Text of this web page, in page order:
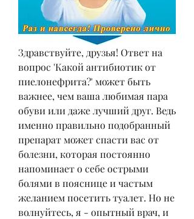
Здравствуйте, друзья! Ответ на
вопрос 'Какой антибиотик от
пиелонефрита?' может быть
важнее, чем ваша любимая пара
обуви или даже лучший друг. Ведь
именно правильно подобранный
препарат может спасти вас от
болезни, которая постоянно
напоминает о себе острыми
болями в пояснице и частым
желанием посетить туалет. Но не
волнуйтесь, я - опытный врач, и